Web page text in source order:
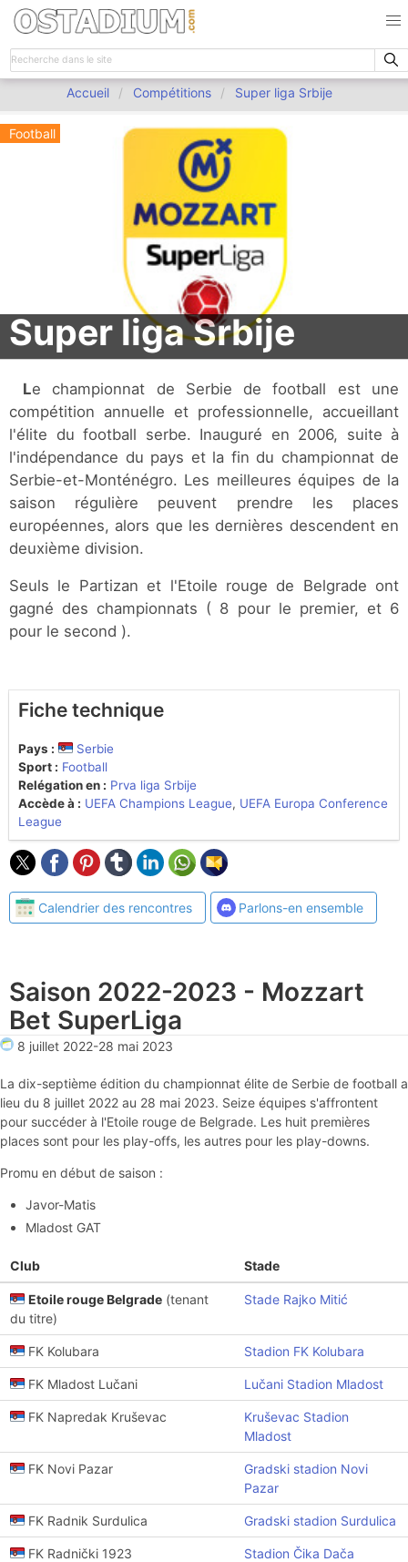
Accueil Compétitions Super liga Srbije
Football
Super liga Srbije
Le championnat de Serbie de football est une
compétition annuelle et professionnelle, accueillant
l'élite du football serbe. Inauguré en 2006, suite à
l'indépendance du pays et la fin du championnat de
Serbie-et-Monténégro. Les meilleures équipes de la
saison régulière peuvent prendre les places
européennes, alors que les dernières descendent en
deuxième division.
Seuls le Partizan et l'Etoile rouge de Belgrade ont
gagné des championnats ( 8 pour le premier, et 6
pour le second ).
Fiche technique
Pays :
Serbie
Sport : Football
Relégation en : Prva liga Srbije
Accède à : UEFA Champions League, UEFA Europa Conference
League
Calendrier des rencontres Parlons-en ensemble
Saison 2022-2023 - Mozzart
Bet SuperLiga
8 juillet 2022-28 mai 2023
La dix-septième édition du championnat élite de Serbie de football a
lieu du 8 juillet 2022 au 28 mai 2023. Seize équipes s'affrontent
pour succéder à l'Etoile rouge de Belgrade. Les huit premières
places sont pour les play-offs, les autres pour les play-downs.
Promu en début de saison :
Javor-Matis
Mladost GAT
Club Stade
Etoile rouge Belgrade(tenant
du titre)
Stade Rajko Mitić
FK Kolubara Stadion FK Kolubara
FK Mladost Lučani Lučani Stadion Mladost
FK Napredak Kruševac
Kruševac Stadion
Mladost
FK Novi Pazar
Gradski stadion Novi
Pazar
FK Radnik Surdulica Gradski stadion Surdulica
FK Radnički 1923 Stadion Čika Dača